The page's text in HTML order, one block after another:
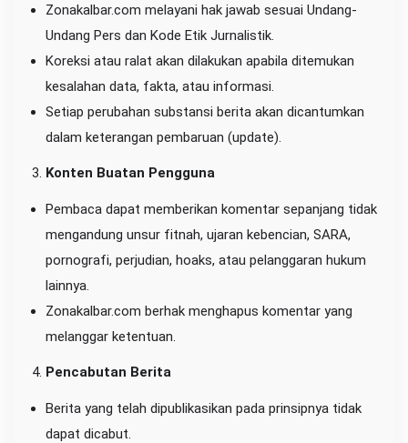
Zonakalbar.com melayani hak jawab sesuai Undang-
Undang Pers dan Kode Etik Jurnalistik.
Koreksi atau ralat akan dilakukan apabila ditemukan
kesalahan data, fakta, atau informasi.
Setiap perubahan substansi berita akan dicantumkan
dalam keterangan pembaruan (update).
Konten Buatan Pengguna
Pembaca dapat memberikan komentar sepanjang tidak
mengandung unsur fitnah, ujaran kebencian, SARA,
pornografi, perjudian, hoaks, atau pelanggaran hukum
lainnya.
Zonakalbar.com berhak menghapus komentar yang
melanggar ketentuan.
Pencabutan Berita
Berita yang telah dipublikasikan pada prinsipnya tidak
dapat dicabut.